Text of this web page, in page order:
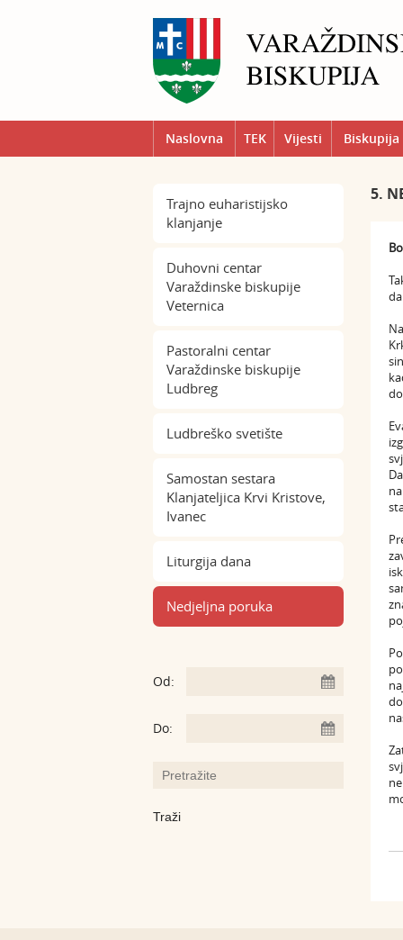
Naslovna TEK Vijesti Biskupija
Trajno euharistijsko
klanjanje
Duhovni centar
Varaždinske biskupije
Veternica
Pastoralni centar
Varaždinske biskupije
Ludbreg
Ludbreško svetište
Samostan sestara
Klanjateljica Krvi Kristove,
Ivanec
Liturgija dana
Nedjeljna poruka
Od:
Do:
5.